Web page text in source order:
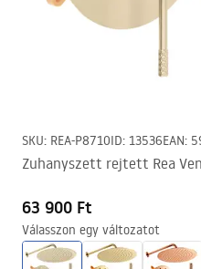
SKU: REA-P8710ID: 13536EAN:
Zuhanyszett rejtett Rea
63 900 Ft
Válasszon egy változatot